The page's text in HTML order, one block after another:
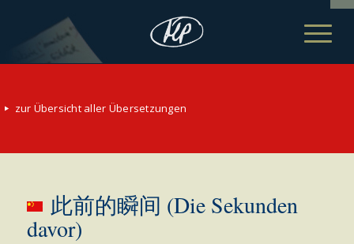
zur Übersicht aller Übersetzungen
此前的瞬间 (Die Sekunden
davor)